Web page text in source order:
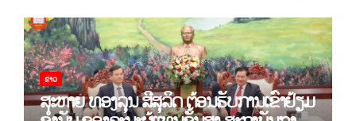
ຂ່າວ
ສະຫາຍ ທອງລຸນ ສີສຸລິດ ຕ້ອນຮັບການເຂົ້າຢ້ຽມ